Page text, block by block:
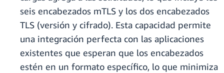
seis encabezados mTLS y los dos encabezados
TLS (versión y cifrado). Esta capacidad permite
una integración perfecta con las aplicaciones
existentes que esperan que los encabezados
estén en un formato específico, lo que minimiza